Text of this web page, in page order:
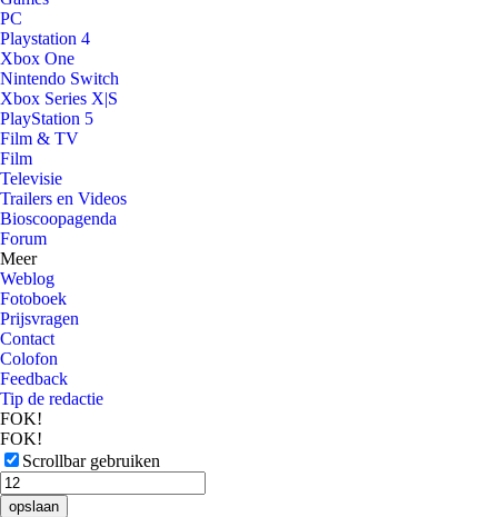
PC
Playstation 4
Xbox One
Nintendo Switch
Xbox Series X|S
PlayStation 5
Film & TV
Film
Televisie
Trailers en Videos
Bioscoopagenda
Forum
Meer
Weblog
Fotoboek
Prijsvragen
Contact
Colofon
Feedback
Tip de redactie
FOK!
FOK!
Scrollbar gebruiken
opslaan